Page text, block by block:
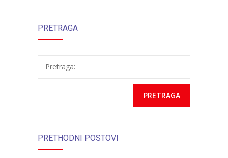
PRETRAGA
Pretraga:
PRETHODNI POSTOVI